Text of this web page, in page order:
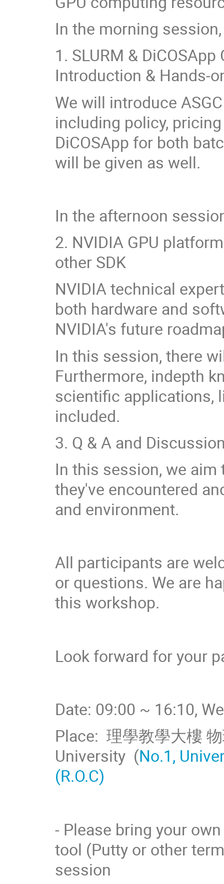
In the morning
1. SLURM &
Introduction & Hands-
We will introduce
including policy,
DiCOSApp for both
will be given as well.
In the afternoon
2. NVIDIA GPU
other SDK
NVIDIA technical
both hardware and
NVIDIA's future
In this session, there
Furthermore, indepth
scientific applications,
included.
3. Q & A and
In this session, we
they've encountered
and environment.
All participants are
or questions. We are
this workshop.
Look forward for your
Date: 09:00 ~ 16:10,
Place: 理學教學大樓
University (No.1,
(R.O.C)
- Please bring your
tool (Putty or other
session